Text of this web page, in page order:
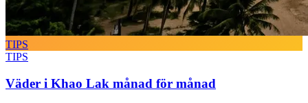
TIPS
TIPS
Väder i Khao Lak månad för månad